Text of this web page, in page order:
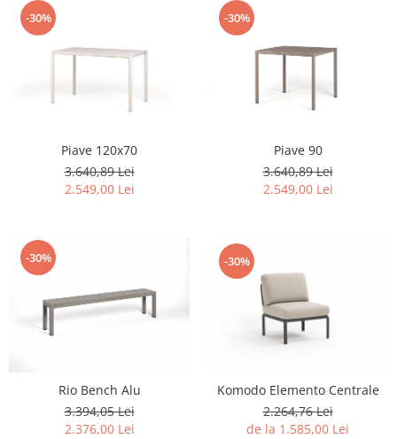
-30%
Piave 120x70
3.640,89 Lei
2.549,00 Lei
-30%
Piave 90
3.640,89 Lei
2.549,00 Lei
-30%
Rio Bench Alu
3.394,05 Lei
2.376,00 Lei
-30%
Komodo Elemento Centrale
2.264,76 Lei
de la 1.585,00 Lei